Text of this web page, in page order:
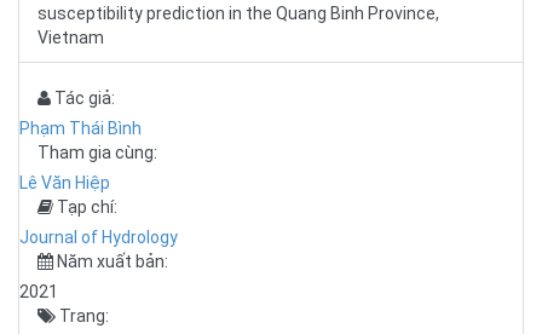
susceptibility prediction in the Quang Binh Province,
Vietnam
Tác giả:
Phạm Thái Bình
Tham gia cùng:
Lê Văn Hiệp
Tạp chí:
Journal of Hydrology
Năm xuất bản:
2021
Trang: